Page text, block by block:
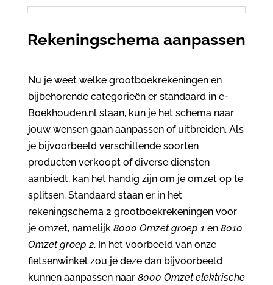
Rekeningschema aanpassen
Nu je weet welke grootboekrekeningen en
bijbehorende categorieën er standaard in e-
Boekhouden.nl staan, kun je het schema naar
jouw wensen gaan aanpassen of uitbreiden. Als
je bijvoorbeeld verschillende soorten
producten verkoopt of diverse diensten
aanbiedt, kan het handig zijn om je omzet op te
splitsen. Standaard staan er in het
rekeningschema 2 grootboekrekeningen voor
je omzet, namelijk 8000 Omzet groep 1 en 8010
Omzet groep 2. In het voorbeeld van onze
fietsenwinkel zou je deze dan bijvoorbeeld
kunnen aanpassen naar 8000 Omzet elektrische